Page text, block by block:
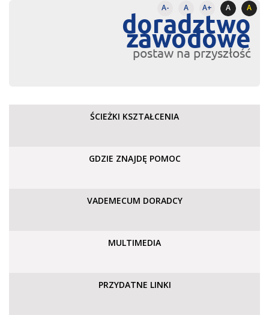
A- A A+ A A
doradztwo
zawodowe
postaw na przyszłość
ŚCIEŻKI KSZTAŁCENIA
GDZIE ZNAJDĘ POMOC
VADEMECUM DORADCY
MULTIMEDIA
PRZYDATNE LINKI